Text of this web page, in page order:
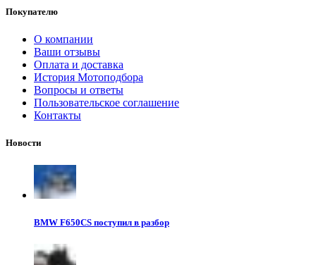
Покупателю
О компании
Ваши отзывы
Оплата и доставка
История Мотоподбора
Вопросы и ответы
Пользовательское соглашение
Контакты
Новости
BMW F650CS поступил в разбор